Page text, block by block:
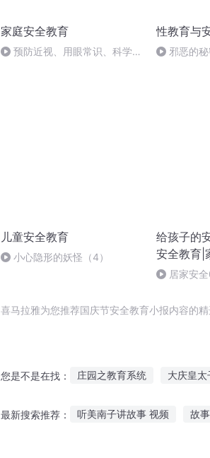
家庭安全教育
预防近视、用眼常识、科学护
性教育与
邪恶的
儿童安全教育
小心隐形的妖怪（4）
给孩子的
安全教育|
居家安
喜马拉雅为您推荐国庆节安全教育小报内容的
您是不是在找： 庄园之教育系统 大庆皇太
最新搜索推荐： 听美南子讲故事 视频 故